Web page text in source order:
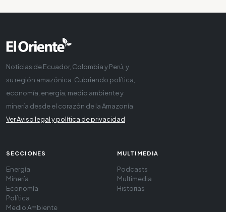
Noticias de Ecuador, Colombia y Perú, y
su región amazónica. Cubriendo política,
economía, energía, medio ambiente y
minería desde el corazón de la Amazonía
Ver Aviso legal y política de privacidad
SECCIONES
Energía
Minería
Economía
Política
Medio Ambiente
MULTIMEDIA
Podcasts
Multimedia
Historias